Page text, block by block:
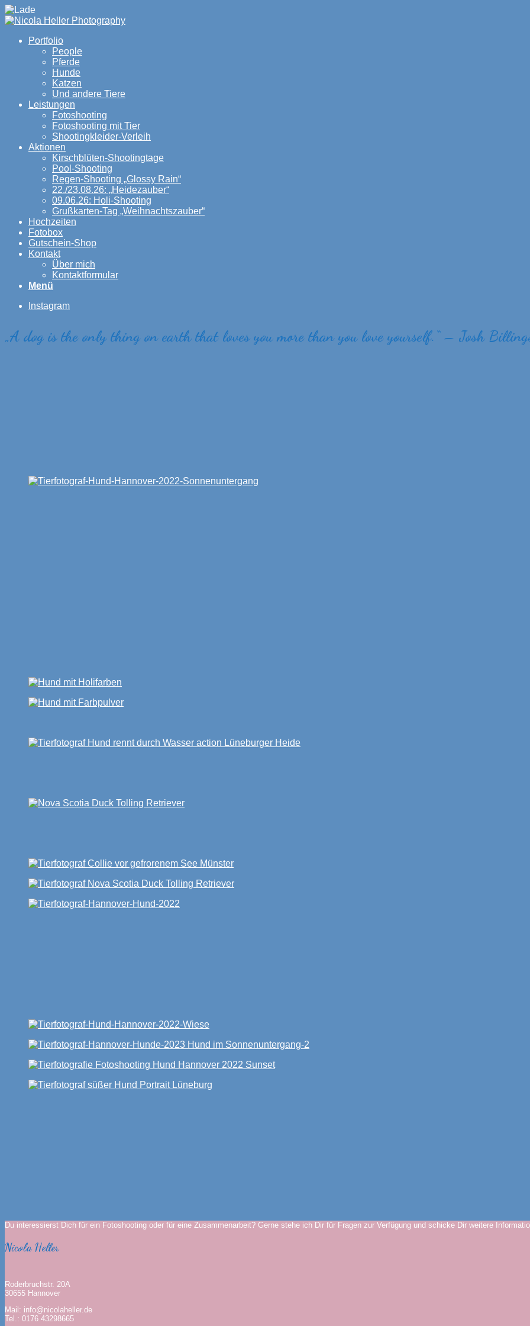
Portfolio
People
Pferde
Hunde
Katzen
Und andere Tiere
Leistungen
Fotoshooting
Fotoshooting mit Tier
Shootingkleider-Verleih
Aktionen
Kirschblüten-Shootingtage
Pool-Shooting
Regen-Shooting „Glossy Rain“
22./23.08.26: „Heidezauber“
09.06.26: Holi-Shooting
Grußkarten-Tag „Weihnachtszauber“
Hochzeiten
Fotobox
Gutschein-Shop
Kontakt
Über mich
Kontaktformular
Menü
Instagram
„A dog is the only thing on earth that loves you more than you love yourself.“– Josh
Du interessierst Dich für ein Fotoshooting oder für eine Zusammenarbeit? Gerne stehe ich Dir für Fragen zur Verfügung und schicke Dir weitere
Nicola Heller
Roderbruchstr. 20A
30655 Hannover
Mail: info@nicolaheller.de
Tel.: 0176 43298665